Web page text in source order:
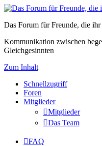
Das Forum für Freunde, die ihr
Kommunikation zwischen
Gleichgesinnten
Zum Inhalt
Schnellzugriff
Foren
Mitglieder
Mitglieder
Das Team
FAQ